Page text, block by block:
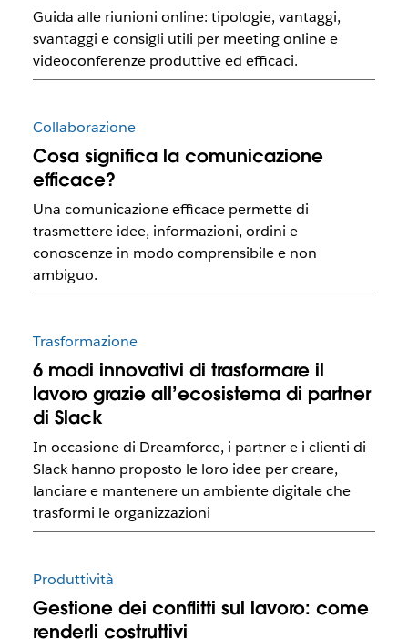
Guida alle riunioni online: tipologie, vantaggi,
svantaggi e consigli utili per meeting online e
videoconferenze produttive ed efficaci.
Collaborazione
Cosa significa la comunicazione
efficace?
Una comunicazione efficace permette di
trasmettere idee, informazioni, ordini e
conoscenze in modo comprensibile e non
ambiguo.
Trasformazione
6 modi innovativi di trasformare il
lavoro grazie all’ecosistema di partner
di Slack
In occasione di Dreamforce, i partner e i clienti di
Slack hanno proposto le loro idee per creare,
lanciare e mantenere un ambiente digitale che
trasformi le organizzazioni
Produttività
Gestione dei conflitti sul lavoro: come
renderli costruttivi